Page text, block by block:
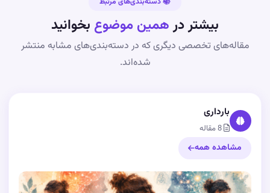
بیشتر درهمین موضوع بخوانید
مقاله‌های تخصصی دیگری که در دسته‌بندی‌های مشابه منتشر
شده‌اند.
بارداری
مشاهده همه